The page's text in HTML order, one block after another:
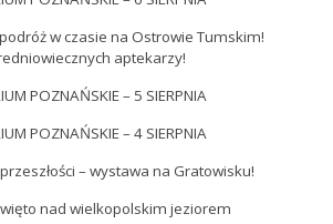
w czasie na Ostrowie Tumskim!
aptekarzy!
POZNAŃSKIE – 5 SIERPNIA
POZNAŃSKIE – 4 SIERPNIA
– wystawa na Gratowisku!
nad wielkopolskim jeziorem